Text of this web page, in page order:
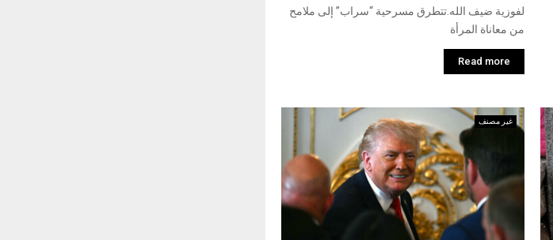
لفوزية ضيف الله.تتطرق مسرحية “سراب” إلى ملامح
من معاناة المرأة
Read more
غير مصنف